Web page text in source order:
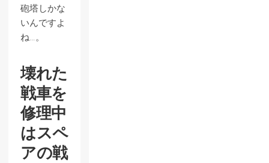
砲塔しかな
いんですよ
ね…。
壊れた
戦車を
修理中
はスペ
アの戦